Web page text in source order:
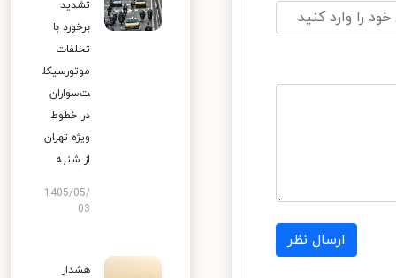
ارسال نظر
تشدید
برخورد با
تخلفات
موتورسیکل
ت‌سواران
در خطوط
ویژه تهران
از شنبه
1405/05/
03
هشدار